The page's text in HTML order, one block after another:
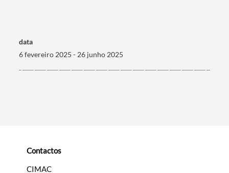
Categorias gerais
data
6 fevereiro 2025 - 26 junho 2025
Contactos
CIMAC